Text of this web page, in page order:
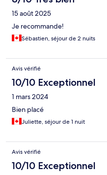
15 août 2025
Je recommande!
Sébastien, séjour de 2 nuits
Avis vérifié
10/10 Exceptionnel
1 mars 2024
Bien placé
Juliette, séjour de 1 nuit
Avis vérifié
10/10 Exceptionnel